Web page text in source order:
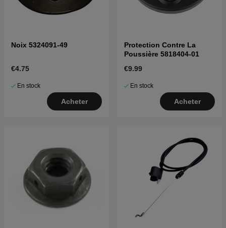
Noix 5324091-49
€4.75
En stock
Acheter
Protection Contre La
Poussière 5818404-01
€9.99
En stock
Acheter